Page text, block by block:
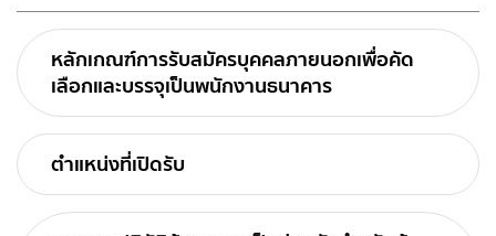
หลักเกณฑ์การรับสมัครบุคคลภายนอกเพื่อคัด
เลือกและบรรจุเป็นพนักงานธนาคาร
ตำแหน่งที่เปิดรับ